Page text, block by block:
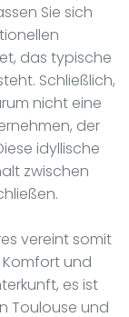
Sie sich
das typische
Schließlich,
nicht eine
der
idyllische
zwischen
vereint somit
und
es ist
Toulouse und